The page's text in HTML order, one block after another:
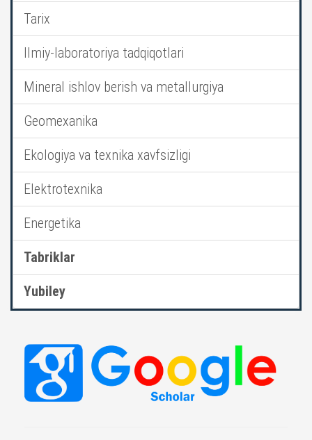
Tarix
Ilmiy-laboratoriya tadqiqotlari
Mineral ishlov berish va metallurgiya
Geomexanika
Ekologiya va texnika xavfsizligi
Elektrotexnika
Energetika
Tabriklar
Yubiley